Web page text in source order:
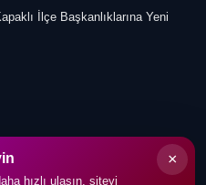
İlçe Başkanlıklarına Yeni
×
hızlı ulaşın, siteyi